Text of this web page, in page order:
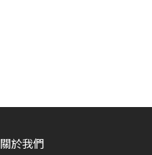
關於我們